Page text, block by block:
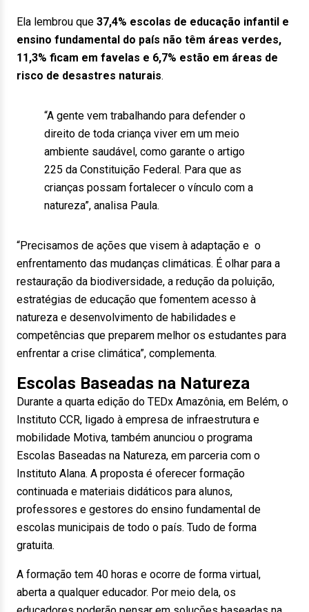
Ela lembrou que 37,4% escolas de educação infantil e
ensino fundamental do país não têm áreas verdes,
11,3% ficam em favelas e 6,7% estão em áreas de
risco de desastres naturais.
“A gente vem trabalhando para defender o
direito de toda criança viver em um meio
ambiente saudável, como garante o artigo
225 da Constituição Federal. Para que as
crianças possam fortalecer o vínculo com a
natureza”, analisa Paula.
“Precisamos de ações que visem à adaptação e o
enfrentamento das mudanças climáticas. É olhar para a
restauração da biodiversidade, a redução da poluição,
estratégias de educação que fomentem acesso à
natureza e desenvolvimento de habilidades e
competências que preparem melhor os estudantes para
enfrentar a crise climática”, complementa.
Escolas Baseadas na Natureza
Durante a quarta edição do TEDx Amazônia, em Belém, o
Instituto CCR, ligado à empresa de infraestrutura e
mobilidade Motiva, também anunciou o programa
Escolas Baseadas na Natureza, em parceria com o
Instituto Alana. A proposta é oferecer formação
continuada e materiais didáticos para alunos,
professores e gestores do ensino fundamental de
escolas municipais de todo o país. Tudo de forma
gratuita.
A formação tem 40 horas e ocorre de forma virtual,
aberta a qualquer educador. Por meio dela, os